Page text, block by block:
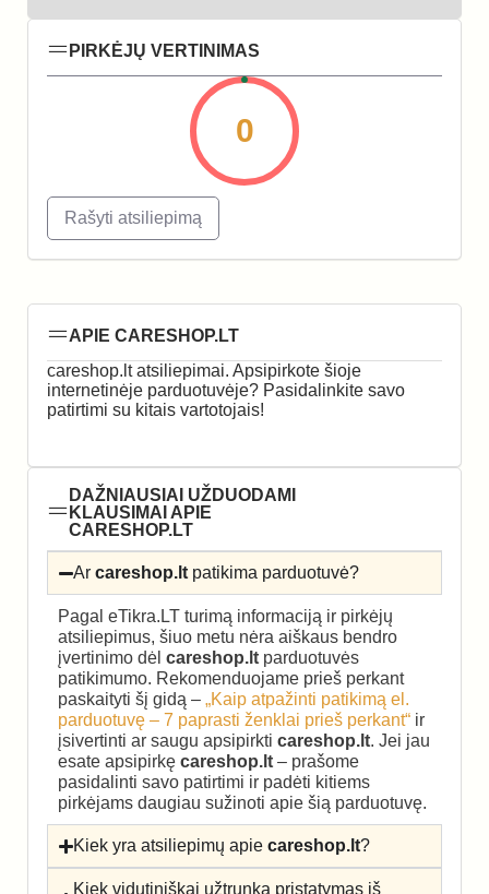
PIRKĖJŲ VERTINIMAS
0
Rašyti atsiliepimą
APIE CARESHOP.LT
careshop.lt atsiliepimai. Apsipirkote šioje
internetinėje parduotuvėje? Pasidalinkite savo
patirtimi su kitais vartotojais!
DAŽNIAUSIAI UŽDUODAMI
KLAUSIMAI APIE
CARESHOP.LT
Arcareshop.lt patikima parduotuvė?
Pagal eTikra.LT turimą informaciją ir pirkėjų
atsiliepimus, šiuo metu nėra aiškaus bendro
įvertinimo dėl careshop.lt parduotuvės
patikimumo. Rekomenduojame prieš perkant
paskaityti šį gidą – „Kaip atpažinti patikimą el.
parduotuvę – 7 paprasti ženklai prieš perkant“ ir
įsivertinti ar saugu apsipirkti careshop.lt. Jei jau
esate apsipirkę careshop.lt – prašome
pasidalinti savo patirtimi ir padėti kitiems
pirkėjams daugiau sužinoti apie šią parduotuvę.
Kiek yra atsiliepimų apiecareshop.lt?
Kiek vidutiniškai užtrunka pristatymas iš